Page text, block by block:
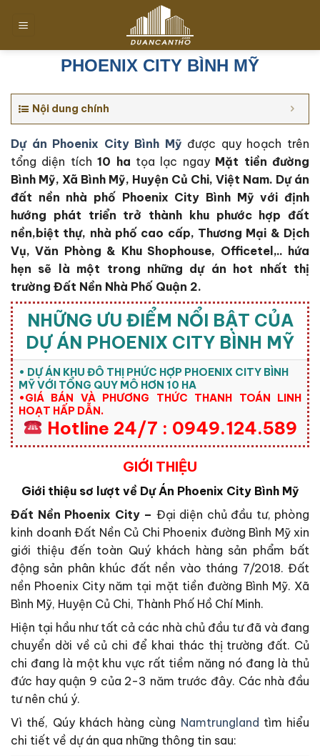
đến
PHOENIX CITY BÌNH MỸ
Nội dung chính
Dự án Phoenix City Bình Mỹ được quy hoạch trên
tổng diện tích 10 ha tọa lạc ngay Mặt tiền đường
Bình Mỹ, Xã Bình Mỹ, Huyện Củ Chi, Việt Nam. Dự án
đất nền nhà phố Phoenix City Bình Mỹ với định
hướng phát triển trở thành khu phước hợp đất
nền,biệt thự, nhà phố cao cấp, Thương Mại & Dịch
Vụ, Văn Phòng & Khu Shophouse, Officetel,.. hứa
hẹn sẽ là một trong những dự án hot nhất thị
trường Đất Nền Nhà Phố Quận 2.
NHỮNG ƯU ĐIỂM NỔI BẬT CỦA
DỰ ÁN PHOENIX CITY BÌNH MỸ
• DỰ ÁN KHU ĐÔ THỊ PHỨC HỢP PHOENIX CITY BÌNH
MỸ VỚI TỔNG QUY MÔ HƠN 10 HA
•GIÁ BÁN VÀ PHƯƠNG THỨC THANH TOÁN LINH
HOẠT HẤP DẪN.
Hotline 24/7 : 0949.124.589
GIỚI THIỆU
Giới thiệu sơ lượt về Dự Án Phoenix City Bình Mỹ
Đất Nền Phoenix City – Đại diện chủ đầu tư, phòng
kinh doanh Đất Nền Củ Chi Phoenix đường Bình Mỹ xin
giới thiệu đến toàn Quý khách hàng sản phẩm bất
động sản phân khúc đất nền vào tháng 7/2018. Đất
nền Phoenix City năm tại mặt tiền đường Bình Mỹ. Xã
Bình Mỹ, Huyện Củ Chi, Thành Phố Hồ Chí Minh.
Hiện tại hầu như tất cả các nhà chủ đầu tư đã và đang
chuyển dời về củ chi để khai thác thị trường đất. Củ
chi đang là một khu vực rất tiềm năng nó đang là thủ
đức hay quận 9 của 2-3 năm trước đây. Các nhà đầu
tư nên chú ý.
Vì thế, Qúy khách hàng cùng Namtrungland tìm hiểu
chi tiết về dự án qua những thông tin sau: